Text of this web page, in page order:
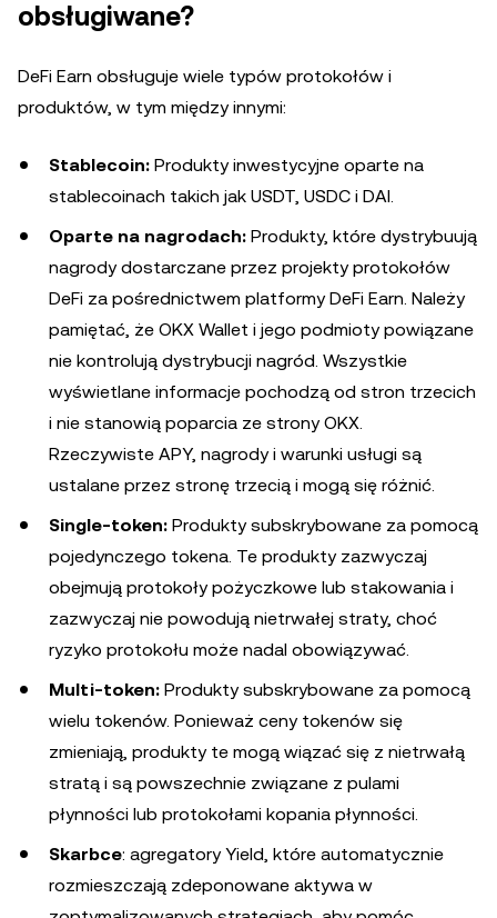
obsługiwane?
DeFi Earn obsługuje wiele typów protokołów i
produktów, w tym między innymi:
Stablecoin: Produkty inwestycyjne oparte na
stablecoinach takich jak USDT, USDC i DAI.
Oparte na nagrodach: Produkty, które dystrybuują
nagrody dostarczane przez projekty protokołów
DeFi za pośrednictwem platformy DeFi Earn. Należy
pamiętać, że OKX Wallet i jego podmioty powiązane
nie kontrolują dystrybucji nagród. Wszystkie
wyświetlane informacje pochodzą od stron trzecich
i nie stanowią poparcia ze strony OKX.
Rzeczywiste APY, nagrody i warunki usługi są
ustalane przez stronę trzecią i mogą się różnić.
Single-token: Produkty subskrybowane za pomocą
pojedynczego tokena. Te produkty zazwyczaj
obejmują protokoły pożyczkowe lub stakowania i
zazwyczaj nie powodują nietrwałej straty, choć
ryzyko protokołu może nadal obowiązywać.
Multi-token: Produkty subskrybowane za pomocą
wielu tokenów. Ponieważ ceny tokenów się
zmieniają, produkty te mogą wiązać się z nietrwałą
stratą i są powszechnie związane z pulami
płynności lub protokołami kopania płynności.
Skarbce: agregatory Yield, które automatycznie
rozmieszczają zdeponowane aktywa w